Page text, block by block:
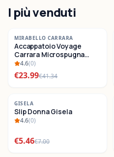
I più venduti
-42%
SALDI
MIRABELLO CARRARA
Accappatoio Voyage
Carrara Microspugna
Cotone
4.6(0)
€23.99€41.34
-22 %
SALDI
GISELA
Slip Donna Gisela
4.6(0)
€5.46€7.00